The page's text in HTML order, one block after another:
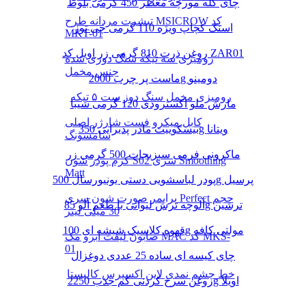
تیشرت مردانه طرح MSICROW کد
MKT-01
رومیزی سه تیکه سنگ دوزی شده
جنس مخمل
رومیزی مخمل سنگ دوز ست ۵ تیکه
کابل میکرو فست شارژر اصلی
سامسونگ
کرم پودر شون S02 سری Smoothing
Matt
پرایمر صورت شون سری Perfect حجم
30 میلی لیتر
صابون لیفت ابرو مک MAC کد MKS-
01
خط چشم نمدی لاین اکسپرس کالیستا
چای کله مورچه معطر 450 گرمی بلوط
اسنک کچاپ ویژه 110 گرمی چی توز
روغن ذرت 810 گرمی زر اویل کد ZAR01
ماست پر چرب 2000g دومینو
مارش ملو اکسترودی 120 گرمی شیبا
بیسکوییت مادر پذیرایی 350g ویتانا
ماکرونی فرمی سبزیجات 500 گرمی زر
پودر لباسشویی دستی یونیورسال 500g پرسیل
آلوچه ترش لیوانی با طعم آلو 85g ترشین
قهوه کلاسیک شیشه ای 100g مولتی کافه
چای کیسه ای ساده 25 عددی دوغزال
روغن سرخ کردنی کم جذب 2250g اویلا